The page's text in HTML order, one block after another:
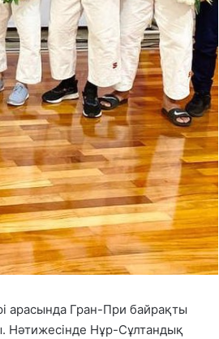
арасында Гран-При байрақты
Нәтижесінде Нұр-Сұлтандық